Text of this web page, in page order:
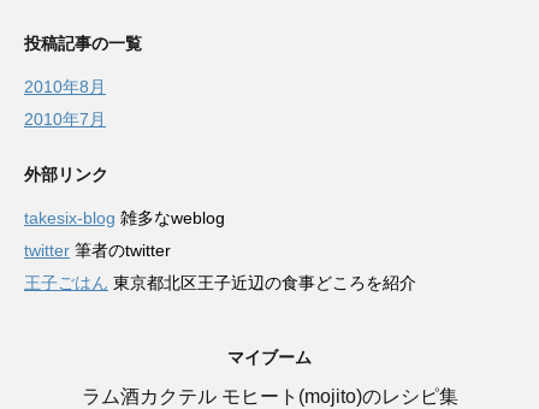
投稿記事の一覧
2010年8月
2010年7月
外部リンク
takesix-blog 雑多なweblog
twitter 筆者のtwitter
王子ごはん 東京都北区王子近辺の食事どころを紹介
マイブーム
ラム酒カクテル モヒート(mojito)のレシピ集